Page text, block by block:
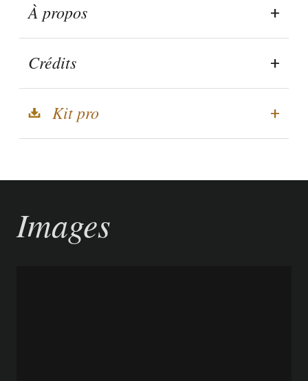
À propos
Crédits
Kit pro
Images